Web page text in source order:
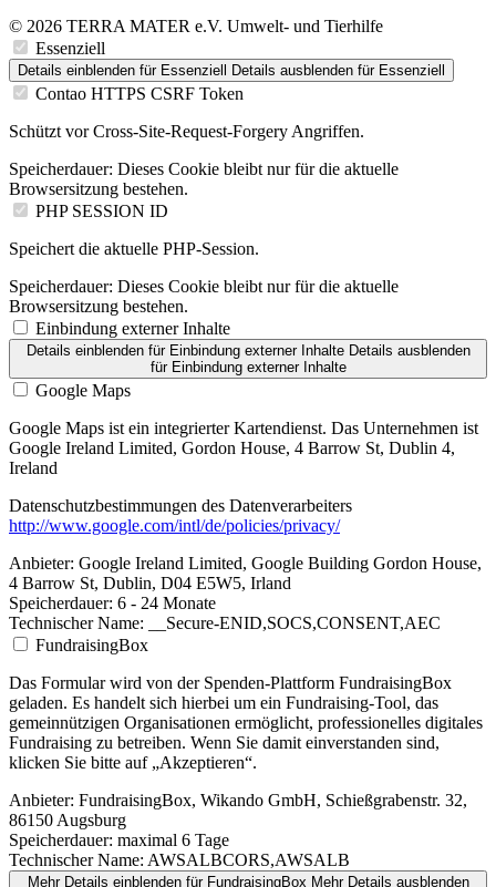
© 2026 TERRA MATER e.V. Umwelt- und Tierhilfe
Essenziell
Details einblenden für Essenziell Details ausblenden für Essenziell
Contao HTTPS CSRF Token
Schützt vor Cross-Site-Request-Forgery Angriffen.
Speicherdauer: Dieses Cookie bleibt nur für die aktuelle
Browsersitzung bestehen.
PHP SESSION ID
Speichert die aktuelle PHP-Session.
Speicherdauer: Dieses Cookie bleibt nur für die aktuelle
Browsersitzung bestehen.
Einbindung externer Inhalte
Details einblendenfür Einbindung externer Inhalte Details ausblenden
für Einbindung externer Inhalte
Google Maps
Google Maps ist ein integrierter Kartendienst. Das Unternehmen ist
Google Ireland Limited, Gordon House, 4 Barrow St, Dublin 4,
Ireland
Datenschutzbestimmungen des Datenverarbeiters
http://www.google.com/intl/de/policies/privacy/
Anbieter: Google Ireland Limited, Google Building Gordon House,
4 Barrow St, Dublin, D04 E5W5, Irland
Speicherdauer: 6 - 24 Monate
Technischer Name: __Secure-ENID,SOCS,CONSENT,AEC
FundraisingBox
Das Formular wird von der Spenden-Plattform FundraisingBox
geladen. Es handelt sich hierbei um ein Fundraising-Tool, das
gemeinnützigen Organisationen ermöglicht, professionelles digitales
Fundraising zu betreiben. Wenn Sie damit einverstanden sind,
klicken Sie bitte auf „Akzeptieren“.
Anbieter: FundraisingBox, Wikando GmbH, Schießgrabenstr. 32,
86150 Augsburg
Speicherdauer: maximal 6 Tage
Technischer Name: AWSALBCORS,AWSALB
Mehr Details einblendenfür FundraisingBox Mehr Details ausblenden